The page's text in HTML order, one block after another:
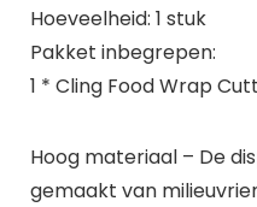
Hoeveelheid: 1 stuk
Pakket inbegrepen:
1 * Cling Food Wrap
Hoog materiaal – De
gemaakt van